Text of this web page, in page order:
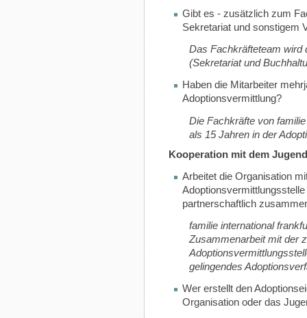
Gibt es - zusätzlich zum
Sekretariat und sonstigem
Das Fachkräfteteam wird
(Sekretariat und
Haben die Mitarbeiter
Adoptionsvermittlung?
Die Fachkräfte von
als 15 Jahren in der
Kooperation mit dem
Arbeitet die Organisation
partnerschaftlich
familie international
Zusammenarbeit mit der
gelingendes
Wer erstellt den
Organisation oder das